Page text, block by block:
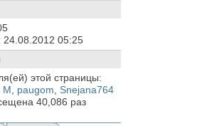
24.08.2012 05:25
этой страницы:
M paugom
Snejana764
40,086 раз